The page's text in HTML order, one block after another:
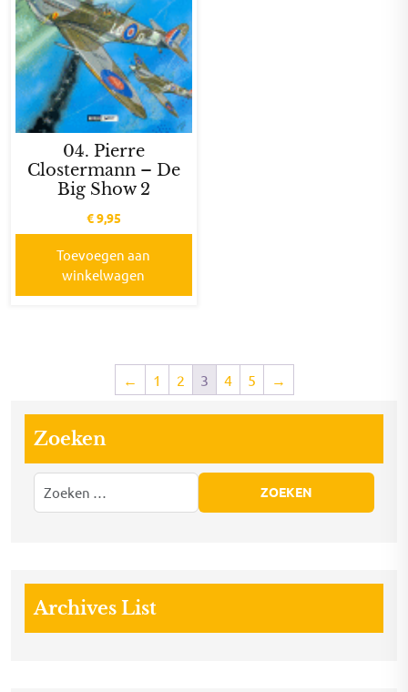
04. Pierre
Clostermann – De
Big Show 2
€9,95
Toevoegen aan
winkelwagen
← 1 2 3 4 5 →
Zoeken
Archives List